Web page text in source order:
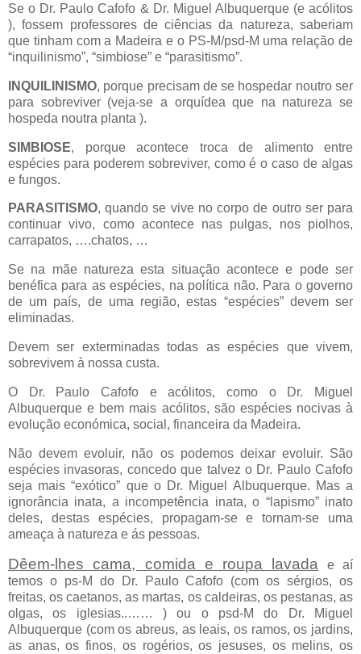
Se o Dr. Paulo Cafofo & Dr. Miguel Albuquerque (e acólitos
), fossem professores de ciências da natureza, saberiam
que tinham com a Madeira e o PS-M/psd-M uma relação de
“inquilinismo”, “simbiose” e “parasitismo”.
INQUILINISMO, porque precisam de se hospedar noutro ser
para sobreviver (veja-se a orquídea que na natureza se
hospeda noutra planta ).
SIMBIOSE, porque acontece troca de alimento entre
espécies para poderem sobreviver, como é o caso de algas
e fungos.
PARASITISMO, quando se vive no corpo de outro ser para
continuar vivo, como acontece nas pulgas, nos piolhos,
carrapatos, ….chatos, …
Se na mãe natureza esta situação acontece e pode ser
benéfica para as espécies, na política não. Para o governo
de um país, de uma região, estas “espécies” devem ser
eliminadas.
Devem ser exterminadas todas as espécies que vivem,
sobrevivem à nossa custa.
O Dr. Paulo Cafofo e acólitos, como o Dr. Miguel
Albuquerque e bem mais acólitos, são espécies nocivas à
evolução económica, social, financeira da Madeira.
Não devem evoluir, não os podemos deixar evoluir. São
espécies invasoras, concedo que talvez o Dr. Paulo Cafofo
seja mais “exótico” que o Dr. Miguel Albuquerque. Mas a
ignorância inata, a incompetência inata, o “lapismo” inato
deles, destas espécies, propagam-se e tornam-se uma
ameaça à natureza e ás pessoas.
Dêem-lhes cama, comida e roupa lavada e aí
temos o ps-M do Dr. Paulo Cafofo (com os sérgios, os
freitas, os caetanos, as martas, os caldeiras, os pestanas, as
olgas, os iglesias..…… ) ou o psd-M do Dr. Miguel
Albuquerque (com os abreus, as leais, os ramos, os jardins,
as anas, os finos, os rogérios, os jesuses, os melins, os